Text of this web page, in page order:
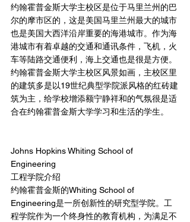
约翰霍普金斯大学主校区是位于马里兰州的巴
尔的摩市区的，这是美国马里兰州最大的城市
也是美国大西洋沿岸重要的海港城市。作为海
港城市有着卓越的交通和通讯条件，飞机，火
车等陆路交通便利，海上交通也是很是方便。
约翰霍普金斯大学主校区风景如画，主校区里
的建筑多是以19世纪典型学院派风格的红砖建
筑为主，给学校增添额宁静祥和的气氛很是适
合在约翰霍普金斯大学学习和生活的学生。
Johns Hopkins Whiting School of
Engineering
工程学院介绍
约翰霍普金斯的Whiting School of
Engineering是一所创新性的研究型学院。工
程学院作为一个终身性的教育机构，为满足不